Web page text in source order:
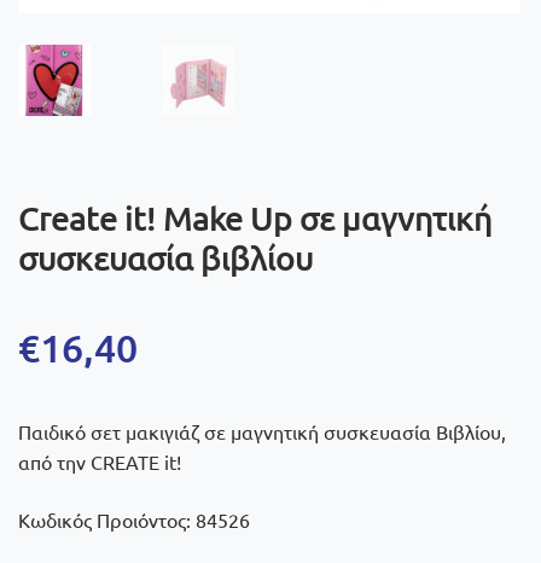
Create it! Make Up σε μαγνητική
συσκευασία βιβλίου
€16,40
Παιδικό σετ μακιγιάζ σε μαγνητική συσκευασία Βιβλίου,
από την CREATE it!
Κωδικός Προιόντος: 84526